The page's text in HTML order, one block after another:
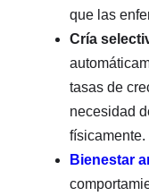
que las
Cría
tasas de
necesidad
físicamente.
Bienestar